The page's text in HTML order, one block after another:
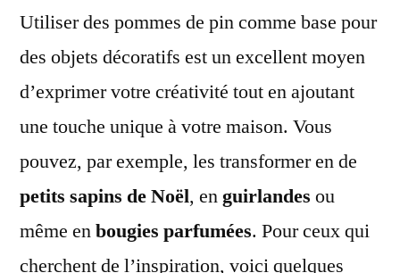
Utiliser des pommes de pin comme base pour
des objets décoratifs est un excellent moyen
d’exprimer votre créativité tout en ajoutant
une touche unique à votre maison. Vous
pouvez, par exemple, les transformer en de
petits sapins de Noël, enguirlandes ou
même enbougies parfumées. Pour ceux qui
cherchent de l’inspiration, voici quelques